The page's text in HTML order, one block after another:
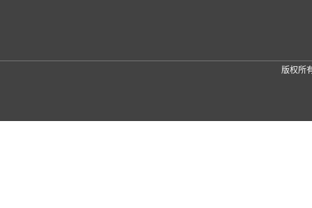
版权所